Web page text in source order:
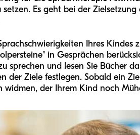
Es geht bei der
Ihres Kindes
in Gesprächen
sprechen und lesen Sie Bücher
der Ziele festlegen. Sobald ein
widmen, der Ihrem Kind noch